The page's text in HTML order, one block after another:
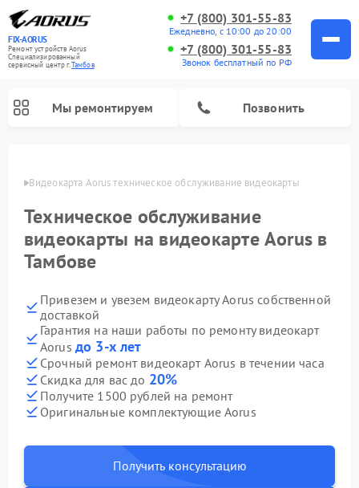
FIX-AORUS
Ремонт устройств Aorus
Специализированный
cервисный центр г.Тамбов
+7 (800) 301-55-83
Ежедневно, с 10:00 до 20:00
+7 (800) 301-55-83
Звонок бесплатный по РФ
Мы ремонтируем Позвонить
Видеокарта Aorus техническое обслуживание видеокарты
Техническое обслуживание
видеокарты на видеокарте Aorus в
Тамбове
Привезем и увезем видеокарту Aorus собственной
доставкой
Гарантия на наши работы по ремонту видеокарт
Aorus до 3-х лет
Срочный ремонт видеокарт Aorus в течении часа
Скидка для вас до 20%
Получите 1500 рублей на ремонт
Оригинальные комплектующие Aorus
Получить консультацию